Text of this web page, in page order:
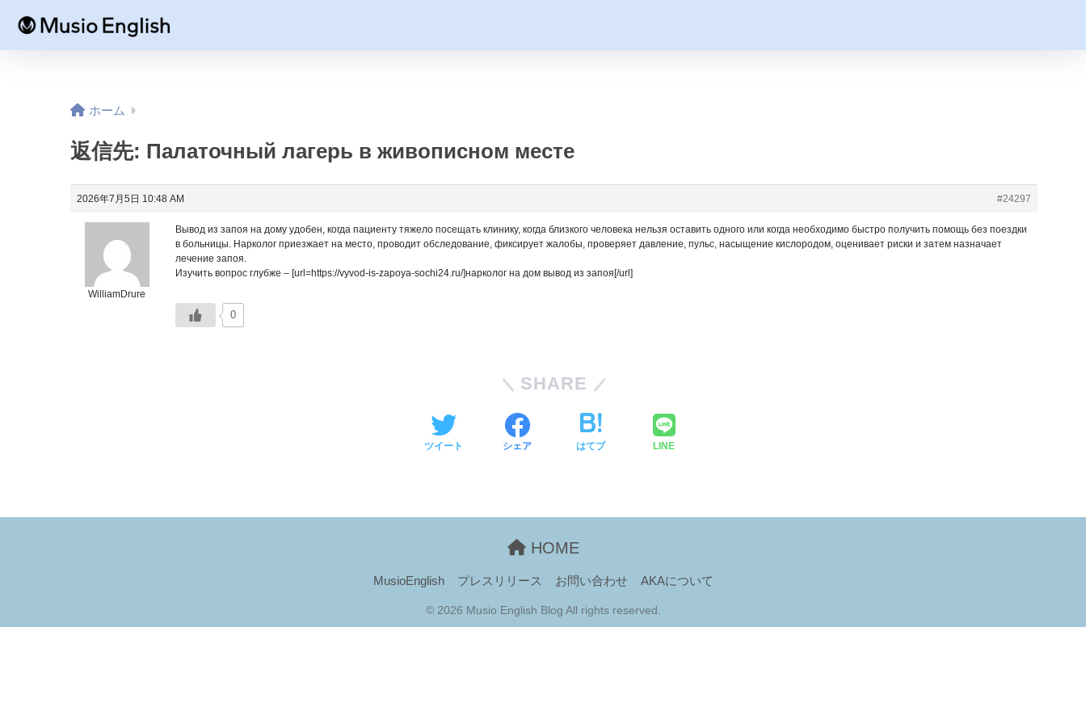
ホーム
返信先: Палаточный лагерь в живописном месте
2026年7月5日 10:48 AM #24297
WilliamDrure
Вывод из запоя на дому удобен, когда пациенту тяжело посещать клинику, когда близкого человека нельзя оставить одного или когда необходимо быстро получить помощь без поездки
в больницы. Нарколог приезжает на место, проводит обследование, фиксирует жалобы, проверяет давление, пульс, насыщение кислородом, оценивает риски и затем назначает
лечение запоя.
Изучить вопрос глубже – [url=https://vyvod-is-zapoya-sochi24.ru/]нарколог на дом вывод из запоя[/url]
0
SHARE
ツイート シェア はてブ LINE
HOME
MusioEnglish プレスリリース お問い合わせ AKAについて
© 2026 Musio English Blog All rights reserved.